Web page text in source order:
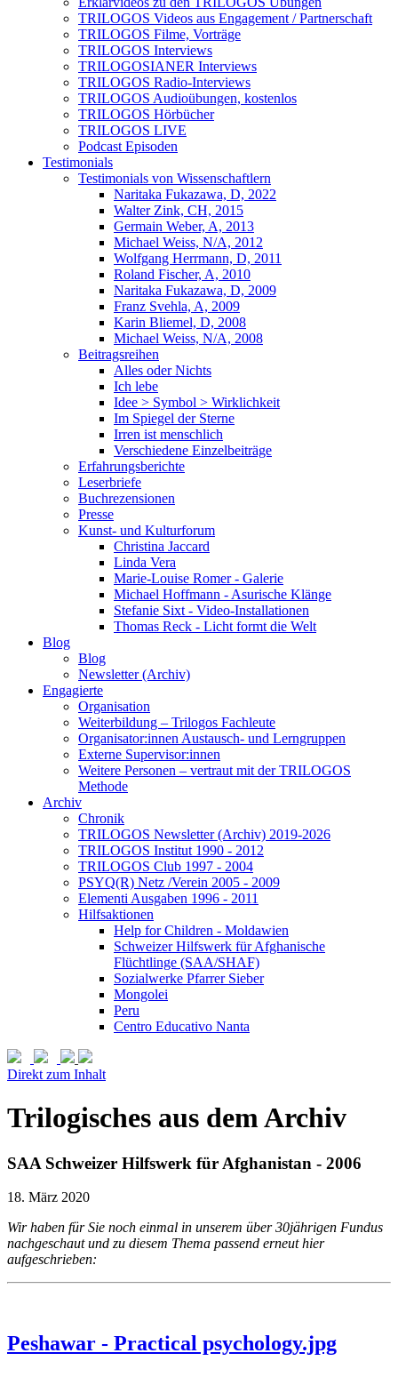
TRILOGOS Videos aus Engagement / Partnerschaft
TRILOGOS Filme, Vorträge
TRILOGOS Interviews
TRILOGOSIANER Interviews
TRILOGOS Radio-Interviews
TRILOGOS Audioübungen, kostenlos
TRILOGOS Hörbücher
TRILOGOS LIVE
Podcast Episoden
Testimonials
Testimonials von Wissenschaftlern
Naritaka Fukazawa, D, 2022
Walter Zink, CH, 2015
Germain Weber, A, 2013
Michael Weiss, N/A, 2012
Wolfgang Herrmann, D, 2011
Roland Fischer, A, 2010
Naritaka Fukazawa, D, 2009
Franz Svehla, A, 2009
Karin Bliemel, D, 2008
Michael Weiss, N/A, 2008
Beitragsreihen
Alles oder Nichts
Ich lebe
Idee > Symbol > Wirklichkeit
Im Spiegel der Sterne
Irren ist menschlich
Verschiedene Einzelbeiträge
Erfahrungsberichte
Leserbriefe
Buchrezensionen
Presse
Kunst- und Kulturforum
Christina Jaccard
Linda Vera
Marie-Louise Romer - Galerie
Michael Hoffmann - Asurische Klänge
Stefanie Sixt - Video-Installationen
Thomas Reck - Licht formt die Welt
Blog
Blog
Newsletter (Archiv)
Engagierte
Organisation
Weiterbildung – Trilogos Fachleute
Organisator:innen Austausch- und Lerngruppen
Externe Supervisor:innen
Weitere Personen – vertraut mit der TRILOGOS
Methode
Archiv
Chronik
TRILOGOS Newsletter (Archiv) 2019-2026
TRILOGOS Institut 1990 - 2012
TRILOGOS Club 1997 - 2004
PSYQ(R) Netz /Verein 2005 - 2009
Elementi Ausgaben 1996 - 2011
Hilfsaktionen
Help for Children - Moldawien
Schweizer Hilfswerk für Afghanische
Flüchtlinge (SAA/SHAF)
Sozialwerke Pfarrer Sieber
Mongolei
Peru
Centro Educativo Nanta
Direkt zum Inhalt
Trilogisches aus dem Archiv
SAA Schweizer Hilfswerk für Afghanistan - 2006
18. März 2020
Wir haben für Sie noch einmal in unserem über 30jährigen Fundus
nachgeschaut und zu diesem Thema passend erneut hier
aufgeschrieben:
Peshawar - Practical psychology.jpg